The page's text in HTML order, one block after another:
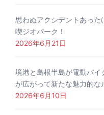
思わぬアクシデントあっ
喫ジオパーク！
2026年6月21日
境港と島根半島が電動バ
が広がって新たな魅力的な
2026年6月10日